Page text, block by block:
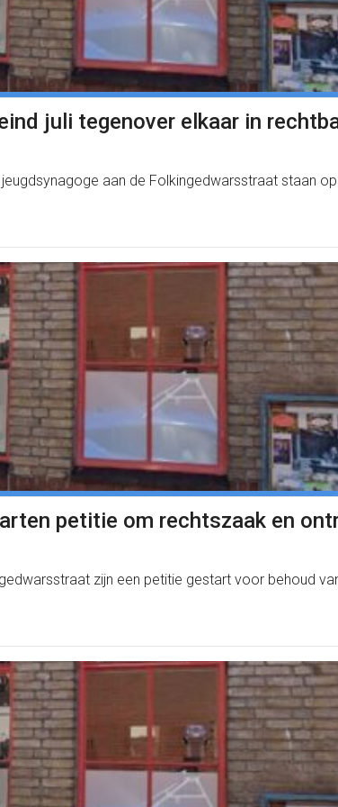
juli tegenover elkaar in
aan de Folkingedwarsstraat staan
petitie om rechtszaak en
zijn een petitie gestart voor behoud